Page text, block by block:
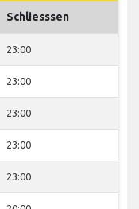
Schliesssen
23:00
23:00
23:00
23:00
23:00